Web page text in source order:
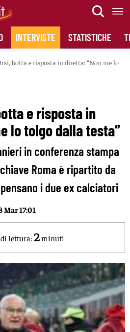
INTERVISTE STATISTICHE
botta e risposta in diretta: “Non me lo
e risposta in
lo tolgo dalla testa”
in conferenza stampa
Roma è ripartito da
i due ex calciatori
Mar 17:01
lettura:2minuti